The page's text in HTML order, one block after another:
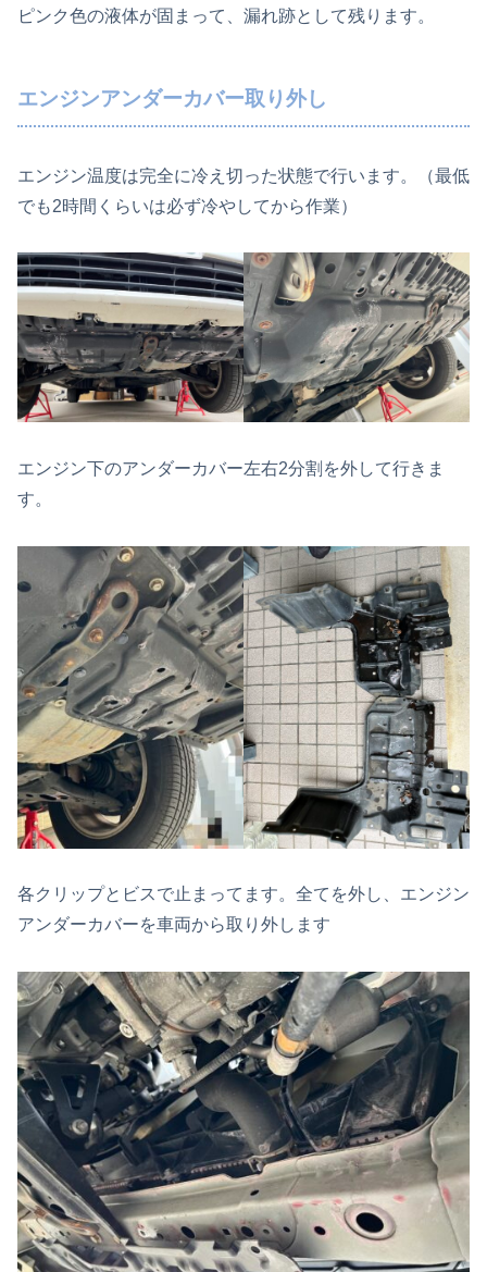
ピンク色の液体が固まって、漏れ跡として残ります。
エンジンアンダーカバー取り外し
エンジン温度は完全に冷え切った状態で行います。（最低
でも2時間くらいは必ず冷やしてから作業）
エンジン下のアンダーカバー左右2分割を外して行きま
す。
各クリップとビスで止まってます。全てを外し、エンジン
アンダーカバーを車両から取り外します